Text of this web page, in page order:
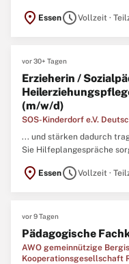
Sozialpädagogik. • Sie
location_on EssenscheduleVollzeit ·
vor 30+ Tagen
Erzieherin /
(m/w/d)
SOS-Kinderdorf e.V.
... und stärken dadurch
Sie Hilfeplangespräche
teil.Dabei achten Sie auf
und Betreutenschutz.Ihre
location_on EssenscheduleVollzeit ·
vor 9 Tagen
Pädagogische
AWO gemeinnützige
Kooperationsgesellschaft